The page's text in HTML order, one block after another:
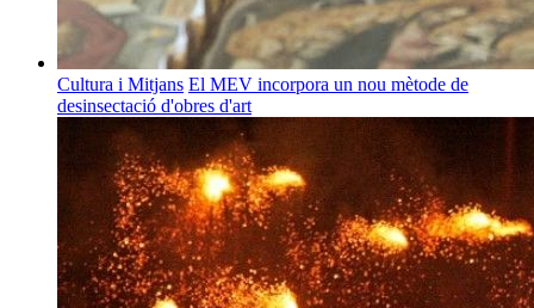
Cultura i Mitjans El MEV incorpora un nou mètode de
desinsectació d'obres d'art